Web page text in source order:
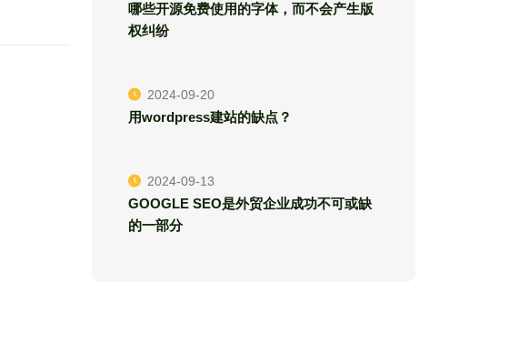
哪些开源免费使用的字体，而不会产生版
权纠纷
2024-09-20
用wordpress建站的缺点？
2024-09-13
GOOGLE SEO是外贸企业成功不可或缺
的一部分